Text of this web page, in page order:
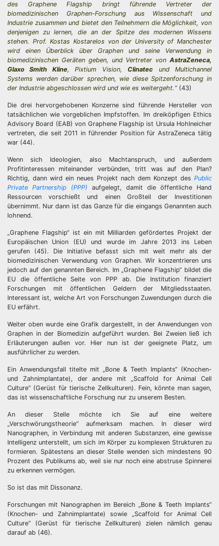
des Graphene Flagship bringt führende Vertreter der
biomedizinischen Graphen-Forschung aus Wissenschaft und
Industrie zusammen und bietet den Teilnehmern die Möglichkeit, von
denjenigen zu lernen, die an der Spitze des modernen Wissens
stehen. Prof. Kostas Kostarelos von der University of Manchester
wird einen Überblick über Graphen und seine Verwendung in
biomedizinischen Geräten geben, und Vertreter von AstraZeneca,
Glaxo Smith Kline, Pixtium Vision,Clinatec und Multichannel
Systems werden darüber sprechen, wie diese Spitzenforschung in
der Industrie abgeschlossen wird und wie es weitergeht.“(43)
Die drei hervorgehobenen Konzerne sind führende Hersteller von
tatsächlichen wie vorgeblichen Impfstoffen. Im dreiköpfigen Ethics
Advisory Board (EAB) von Graphene Flagship ist Ursula Hohlneicher
vertreten, die seit 2011 in führender Position für AstraZeneca tätig
war (44).
Wenn sich Ideologien, also Machtanspruch, und außerdem
Profitinteressen miteinander verbünden, tritt was auf den Plan?
Richtig, dann wird ein neues Projekt nach dem Konzept des Public
Private Partnership (PPP) aufgelegt, damit die öffentliche Hand
Ressourcen vorschießt und einen Großteil der Investitionen
übernimmt. Nur dann ist das Ganze für die eingangs Genannten auch
lohnend.
„Graphene Flagship“ ist ein mit Milliarden gefördertes Projekt der
Europäischen Union (EU) und wurde im Jahre 2013 ins Leben
gerufen (45). Die Initiative befasst sich mit weit mehr als der
biomedizinischen Verwendung von Graphen. Wir konzentrieren uns
jedoch auf den genannten Bereich. Im „Graphene Flagship“ bildet die
EU die öffentliche Seite von PPP ab. Die Institution finanziert
Forschungen mit öffentlichen Geldern der Mitgliedsstaaten.
Interessant ist, welche Art von Forschungen Zuwendungen durch die
EU erfährt.
Weiter oben wurde eine Grafik dargestellt, in der Anwendungen von
Graphen in der Biomedizin aufgeführt wurden. Bei Zweien ließ ich
Erläuterungen außen vor. Hier nun ist der geeignete Platz, um
ausführlicher zu werden.
Ein Anwendungsfall titelte mit „Bone & Teeth Implants“ (Knochen-
und Zahnimplantate), der andere mit „Scaffold for Animal Cell
Culture“ (Gerüst für tierische Zellkulturen). Fein, könnte man sagen,
das ist wissenschaftliche Forschung nur zu unserem Besten.
An dieser Stelle möchte ich Sie auf eine weitere
„Verschwörungstheorie“ aufmerksam machen. In dieser wird
Nanographen, in Verbindung mit anderen Substanzen, eine gewisse
Intelligenz unterstellt, um sich im Körper zu komplexen Strukturen zu
formieren. Spätestens an dieser Stelle wenden sich mindestens 90
Prozent des Publikums ab, weil sie nur noch eine abstruse Spinnerei
zu erkennen vermögen.
So ist das mit Dissonanz.
Forschungen mit Nanographen im Bereich „Bone & Teeth Implants“
(Knochen- und Zahnimplantate) sowie „Scaffold for Animal Cell
Culture“ (Gerüst für tierische Zellkulturen) zielen nämlich genau
darauf ab (46).